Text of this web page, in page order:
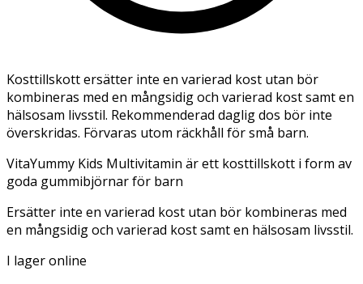
Kosttillskott ersätter inte en varierad kost utan bör
kombineras med en mångsidig och varierad kost samt en
hälsosam livsstil. Rekommenderad daglig dos bör inte
överskridas. Förvaras utom räckhåll för små barn.
VitaYummy Kids Multivitamin är ett kosttillskott i form av
goda gummibjörnar för barn
Ersätter inte en varierad kost utan bör kombineras med
en mångsidig och varierad kost samt en hälsosam livsstil.
I lager online